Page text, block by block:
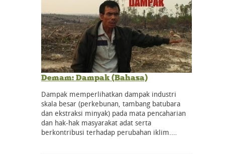
Demam: Dampak (Bahasa)
Dampak memperlihatkan dampak industri
skala besar (perkebunan, tambang batubara
dan ekstraksi minyak) pada mata pencaharian
dan hak-hak masyarakat adat serta
berkontribusi terhadap perubahan iklim.…